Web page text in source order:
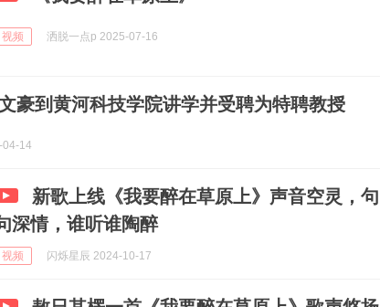
视频 洒脱一点p 2025-07-16
豪到黄河科技学院讲学并受聘为特聘教授
04-14
新歌上线《我要醉在草原上》声音空灵，句
深情，谁听谁陶醉
视频 闪烁星辰 2024-10-17